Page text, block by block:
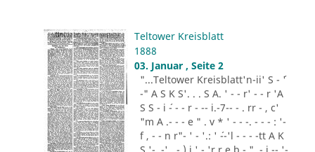
Teltower Kreisblatt
1888
03. Januar , Seite 2
"...Teltower Kreisblatt'n-ii' S - ´'
-" A S K S'. . . S A. ' - - r' - - r 'A
S S - i ´- - - r - -- i.-7-- - . rr - , c'
"m A .- - - e " . v * ' - - -. - - - : '-
f , - - n r"- ' - '.: ' ´--'l - - - -tt A K